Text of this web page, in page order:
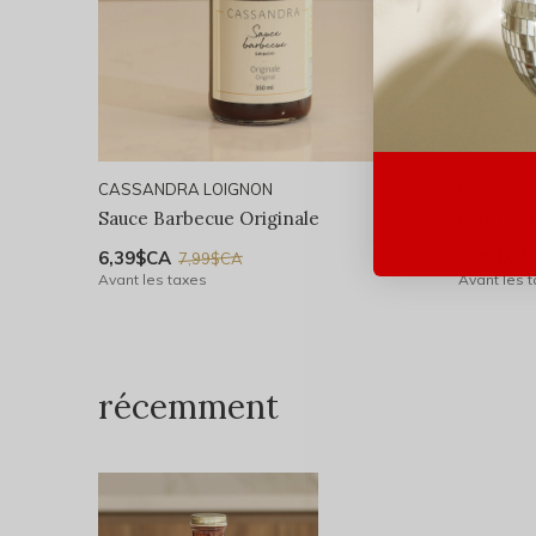
CASSANDRA LOIGNON
Sauce Barbecue Originale
6,39$CA 7,99$CA
Avant les taxes Avant les
récemment